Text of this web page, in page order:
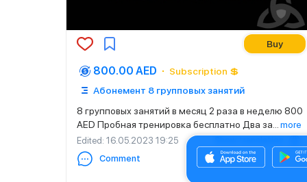
Buy
800.00 AED
Subscription 💲
Абонемент 8 групповых занятий
8 групповых занятий в месяц 2 раза в неделю 800
AED Пробная тренировка бесплатно Два за
more
Edited: 16.05.2023 19:25
Comment